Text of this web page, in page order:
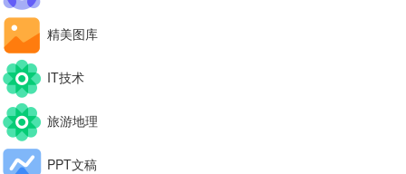
精美图库
IT技术
旅游地理
PPT文稿